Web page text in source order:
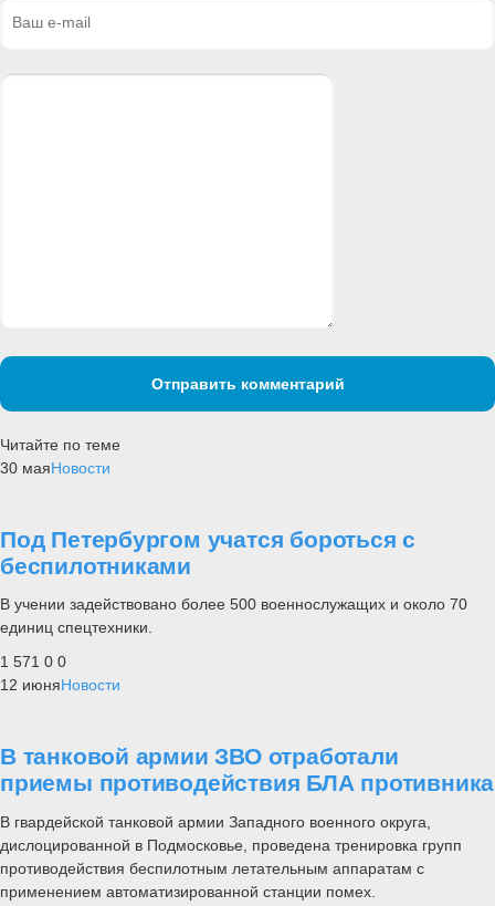
Отправить комментарий
Читайте по теме
30 маяНовости
Под Петербургом учатся бороться с
беспилотниками
В учении задействовано более 500 военнослужащих и около 70
единиц спецтехники.
1 571 0 0
12 июняНовости
В танковой армии ЗВО отработали
приемы противодействия БЛА противника
В гвардейской танковой армии Западного военного округа,
дислоцированной в Подмосковье, проведена тренировка групп
противодействия беспилотным летательным аппаратам с
применением автоматизированной станции помех.